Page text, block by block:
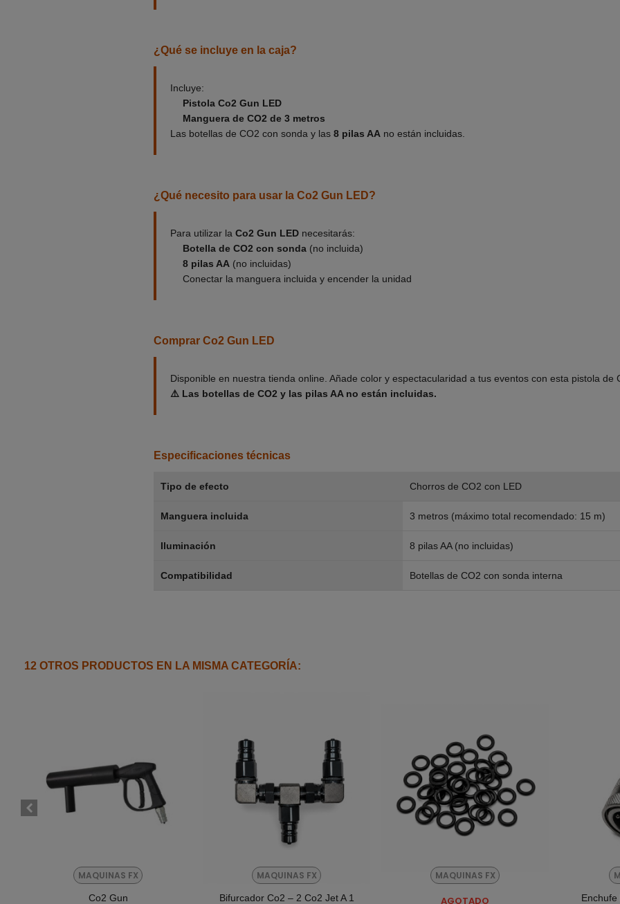
¿Qué se incluye en la caja?
Incluye:
Pistola Co2 Gun LED
Manguera de CO2 de 3 metros
Las botellas de CO2 con sonda y las 8 pilas AA no están incluidas.
¿Qué necesito para usar la Co2 Gun LED?
Para utilizar la Co2 Gun LEDnecesitarás:
Botella de CO2 con sonda(no incluida)
8 pilas AA (no incluidas)
Conectar la manguera incluida y encender la unidad
Comprar Co2 Gun LED
Disponible en nuestra tienda online. Añade color y espectacularidad a tus eventos con esta pistola de
⚠️ Las botellas de CO2 y las pilas AA no están incluidas.
Especificaciones técnicas
Tipo de efecto Chorros de CO2 con LED
Manguera incluida 3 metros (máximo total recomendado: 15 m)
Iluminación 8 pilas AA (no incluidas)
Compatibilidad Botellas de CO2 con sonda interna
12 OTROS PRODUCTOS EN LA MISMA CATEGORÍA:
MAQUINAS FX
Añadir Al Carrito
Co2 Gun
MAQUINAS FX
Añadir Al Carrito
Bifurcador Co2 – 2 Co2 Jet A 1
MAQUINAS FX
AGOTADO